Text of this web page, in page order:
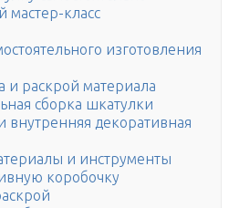
мастер-класс
изготовления
и раскрой материала
сборка шкатулки
внутренняя декоративная
и инструменты
коробочку